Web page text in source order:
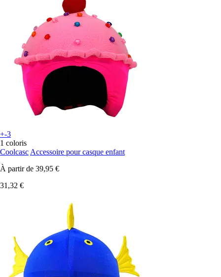
+-3
1 coloris
Coolcasc Accessoire pour casque enfant
À partir de 39,95 €
31,32 €